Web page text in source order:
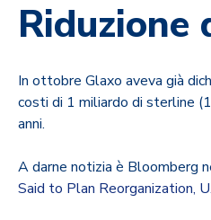
Riduzione
In ottobre Glaxo aveva già
costi di 1 miliardo di sterline
anni.
A darne notizia è Bloomberg
Said to Plan Reorganization,